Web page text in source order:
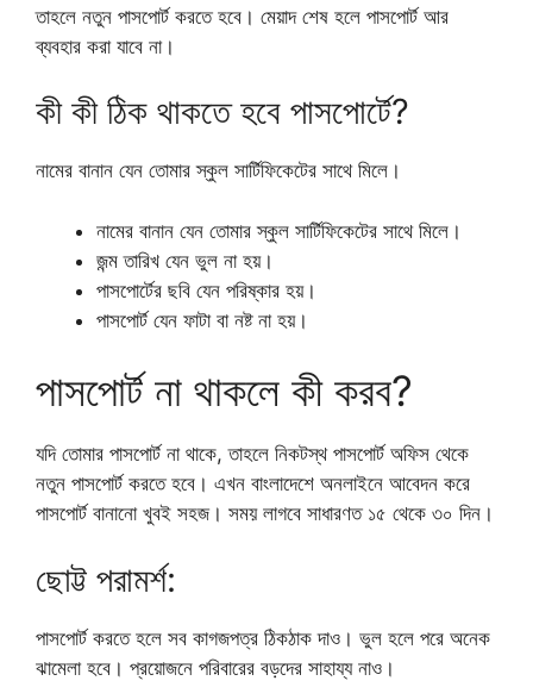
তাহলে নতুন পাসপোর্ট করতে হবে। মেয়াদ শেষ হলে পাসপোর্ট আর
ব্যবহার করা যাবে না।
কী কী ঠিক থাকতে হবে পাসপোর্টে?
নামের বানান যেন তোমার স্কুল সার্টিফিকেটের সাথে মিলে।
নামের বানান যেন তোমার স্কুল সার্টিফিকেটের সাথে মিলে।
জন্ম তারিখ যেন ভুল না হয়।
পাসপোর্টের ছবি যেন পরিষ্কার হয়।
পাসপোর্ট যেন ফাটা বা নষ্ট না হয়।
পাসপোর্ট না থাকলে কী করব?
যদি তোমার পাসপোর্ট না থাকে, তাহলে নিকটস্থ পাসপোর্ট অফিস থেকে
নতুন পাসপোর্ট করতে হবে। এখন বাংলাদেশে অনলাইনে আবেদন করে
পাসপোর্ট বানানো খুবই সহজ। সময় লাগবে সাধারণত ১৫ থেকে ৩০ দিন।
ছোট্ট পরামর্শ:
পাসপোর্ট করতে হলে সব কাগজপত্র ঠিকঠাক দাও। ভুল হলে পরে অনেক
ঝামেলা হবে। প্রয়োজনে পরিবারের বড়দের সাহায্য নাও।